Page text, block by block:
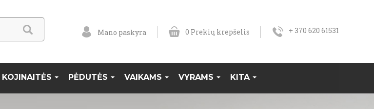
Mano paskyra 0 Prekių krepšelis + 370 620 61531
KOJINAITĖS PĖDUTĖS VAIKAMS VYRAMS KITA